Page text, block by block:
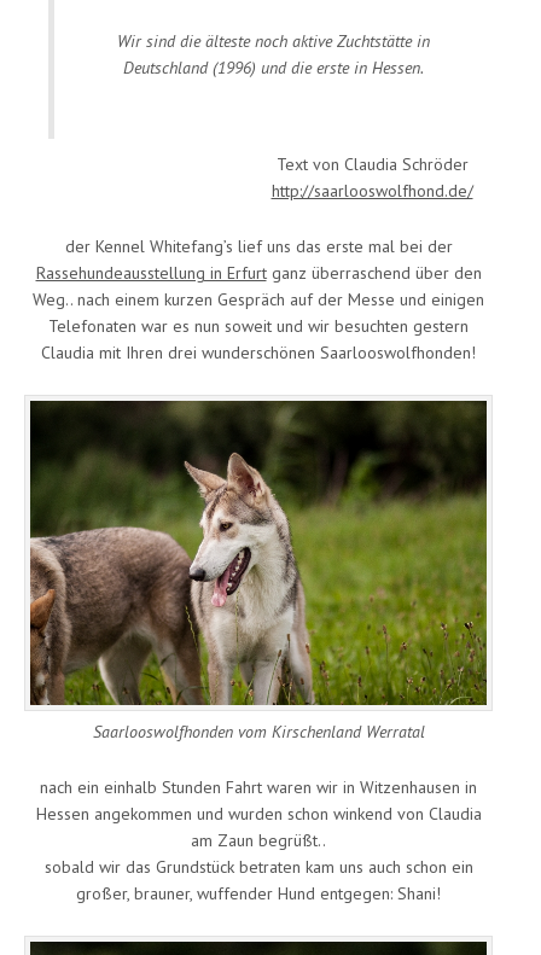
Wir sind die älteste noch aktive Zuchtstätte in
Deutschland (1996) und die erste in Hessen.
Text von Claudia Schröder
http://saarlooswolfhond.de/
der Kennel Whitefang’s lief uns das erste mal bei der
Rassehundeausstellung in Erfurtganz überraschend über den
Weg.. nach einem kurzen Gespräch auf der Messe und einigen
Telefonaten war es nun soweit und wir besuchten gestern
Claudia mit Ihren drei wunderschönen Saarlooswolfhonden!
Saarlooswolfhonden vom Kirschenland Werratal
nach ein einhalb Stunden Fahrt waren wir in Witzenhausen in
Hessen angekommen und wurden schon winkend von Claudia
am Zaun begrüßt..
sobald wir das Grundstück betraten kam uns auch schon ein
großer, brauner, wuffender Hund entgegen: Shani!